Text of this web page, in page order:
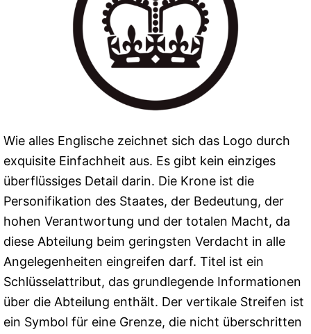
Wie alles Englische zeichnet sich das Logo durch
exquisite Einfachheit aus. Es gibt kein einziges
überflüssiges Detail darin. Die Krone ist die
Personifikation des Staates, der Bedeutung, der
hohen Verantwortung und der totalen Macht, da
diese Abteilung beim geringsten Verdacht in alle
Angelegenheiten eingreifen darf. Titel ist ein
Schlüsselattribut, das grundlegende Informationen
über die Abteilung enthält. Der vertikale Streifen ist
ein Symbol für eine Grenze, die nicht überschritten